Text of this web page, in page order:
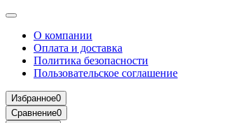
О компании
Оплата и доставка
Политика безопасности
Пользовательское соглашение
Избранное0
Сравнение0